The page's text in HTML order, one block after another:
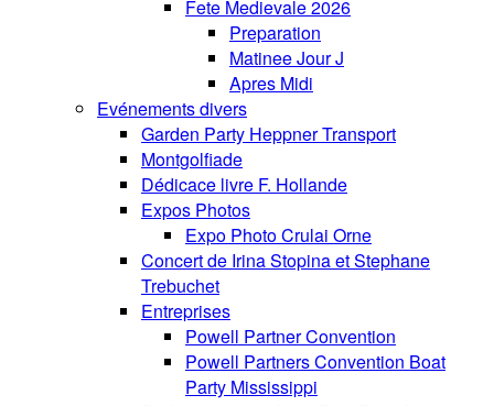
Fete Medievale 2026
Preparation
Matinee Jour J
Apres Midi
Evénements divers
Garden Party Heppner Transport
Montgolfiade
Dédicace livre F. Hollande
Expos Photos
Expo Photo Crulai Orne
Concert de Irina Stopina et Stephane
Trebuchet
Entreprises
Powell Partner Convention
Powell Partners Convention Boat
Party Mississippi